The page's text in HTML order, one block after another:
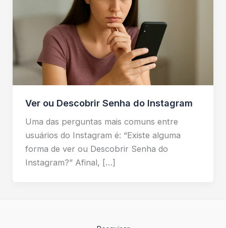
Ver ou Descobrir Senha do Instagram
Uma das perguntas mais comuns entre
usuários do Instagram é: “Existe alguma
forma de ver ou Descobrir Senha do
Instagram?” Afinal, […]